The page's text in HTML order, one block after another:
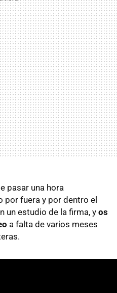
pasar una hora
por fuera y por dentro el
un estudio de la firma, y os
a falta de varios meses